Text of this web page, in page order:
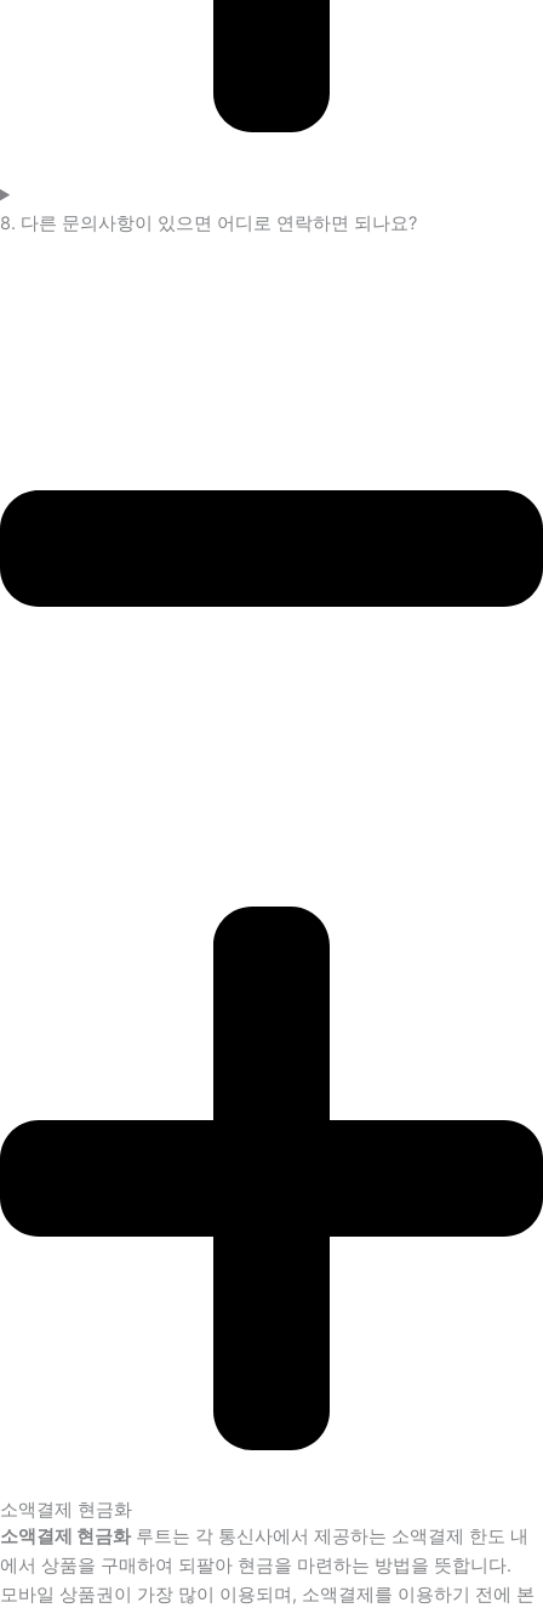
8. 다른 문의사항이 있으면 어디로 연락하면 되나요?
소액결제 현금화
소액결제 현금화루트는 각 통신사에서 제공하는 소액결제 한도 내
에서 상품을 구매하여 되팔아 현금을 마련하는 방법을 뜻합니다.
모바일 상품권이 가장 많이 이용되며, 소액결제를 이용하기 전에 본